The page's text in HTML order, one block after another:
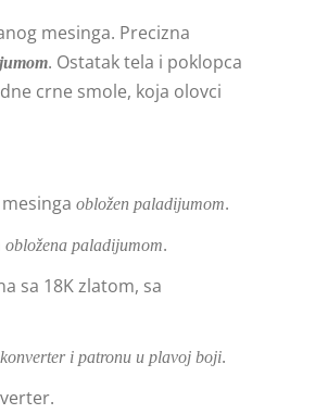
mesinga. Precizna
. Ostatak tela i poklopca
crne smole, koja olovci
mesingaobložen paladijumom.
obložena paladijumom.
sa 18K zlatom, sa
i patronu u plavoj boji.